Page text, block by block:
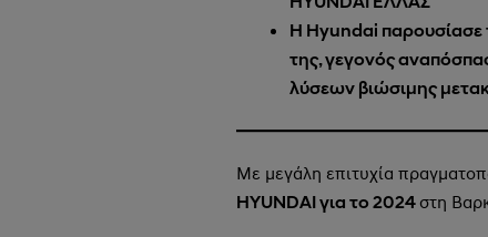
HYUNDAI ΕΛΛΑΣ
Η Hyundai παρουσίασε
της, γεγονός
λύσεων βιώσιμης
Με μεγάλη επιτυχία
ΗYUNDAIγια το 2024 στη